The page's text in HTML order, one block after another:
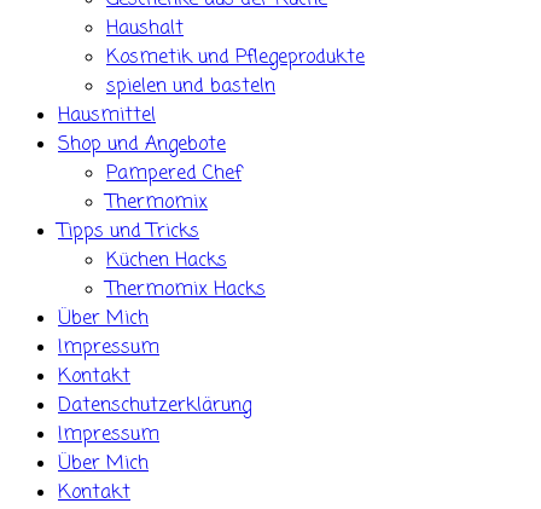
Haushalt
Kosmetik und Pflegeprodukte
spielen und basteln
Hausmittel
Shop und Angebote
Pampered Chef
Thermomix
Tipps und Tricks
Küchen Hacks
Thermomix Hacks
Über Mich
Impressum
Kontakt
Datenschutzerklärung
Impressum
Über Mich
Kontakt